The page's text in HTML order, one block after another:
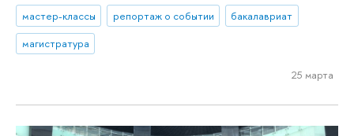
мастер-классы
репортаж о событии
бакалавриат
магистратура
25 марта